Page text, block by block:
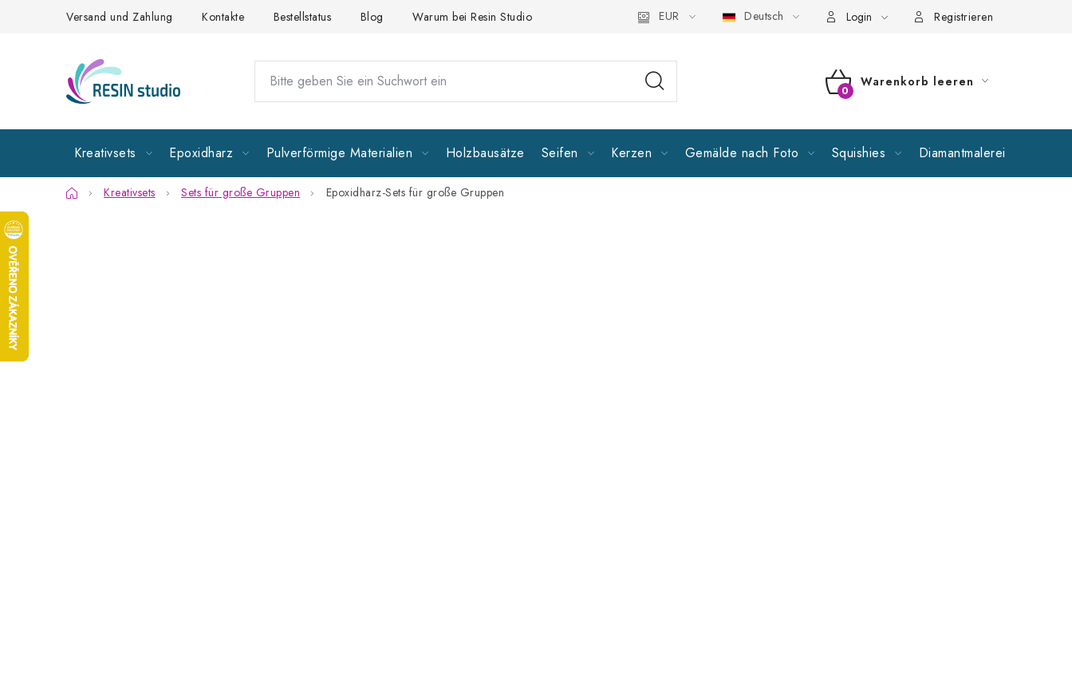
Versand und Zahlung Kontakte Bestellstatus Blog Warum bei Resin Studio kaufen? Folgen Sie uns Allgemeine Geschäftsbedingungen Richtlinien zur Verarbeitung
EUR Deutsch Login Registrieren
WARENKORB
Warenkorb leeren
Kreativsets Epoxidharz Pulverförmige Materialien Holzbausätze Seifen Kerzen Gemälde nach Foto Squishies Diamantmalerei
StartseiteKreativsets Sets für große Gruppen Epoxidharz-Sets für große Gruppen